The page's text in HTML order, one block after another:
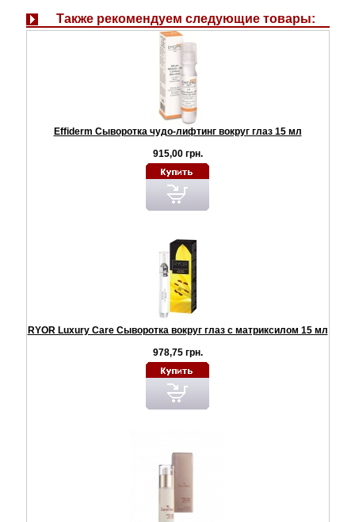
Также рекомендуем следующие товары:
Effiderm Сыворотка чудо-лифтинг вокруг глаз 15 мл
915,00 грн.
RYOR Luxury Care Сыворотка вокруг глаз с матриксилом 15 мл
978,75 грн.